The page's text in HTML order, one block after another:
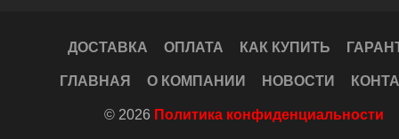
ДОСТАВКА ОПЛАТА КАК КУПИТЬ
ГЛАВНАЯ О КОМПАНИИ НОВОСТИ
© 2026 Политика конфиденциальности